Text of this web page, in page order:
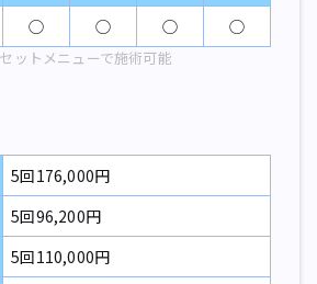
◯ ◯ ◯ ◯
トメニューで施術可能
5回176,000円
5回96,200円
5回110,000円